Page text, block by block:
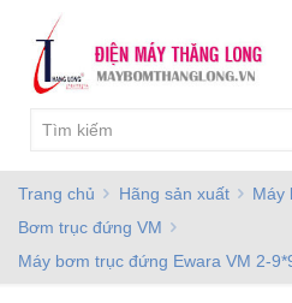
Trang chủ Hãng sản xuất
Máy
Bơm trục đứng VM
Máy bơm trục đứng Ewara VM 2-